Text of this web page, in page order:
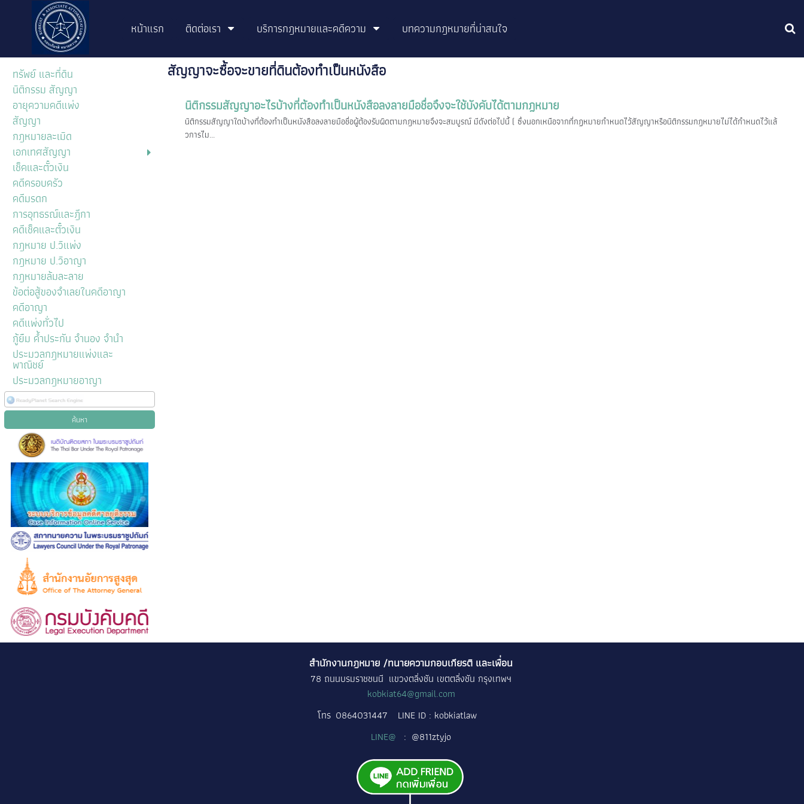
หน้าแรก ติดต่อเรา บริการกฎหมายและคดีความ บทความกฎหมายที่น่าสนใจ
ทรัพย์ และที่ดิน
นิติกรรม สัญญา
อายุความคดีแพ่ง
สัญญา
กฎหมายละเมิด
เอกเทศสัญญา
เช็คและตั๋วเงิน
คดีครอบครัว
คดีมรดก
การอุทธรณ์และฎีกา
คดีเช็คและตั๋วเงิน
กฎหมาย ป.วิแพ่ง
กฎหมาย ป.วิอาญา
กฎหมายล้มละลาย
ข้อต่อสู้ของจำเลยในคดีอาญา
คดีอาญา
คดีแพ่งทั่วไป
กู้ยืม ค้ำประกัน จำนอง จำนำ
ประมวลกฎหมายแพ่งและ
พาณิชย์
ประมวลกฎหมายอาญา
สัญญาจะซื้อจะขายที่ดินต้องทำเป็นหนังสือ
นิติกรรมสัญญาอะไรบ้างที่ต้องทำเป็นหนังสือลงลายมือชื่อจึงจะใช้บังคับได้ตามกฎหมาย
นิติกรรมสัญญาใดบ้างที่ต้องทำเป็นหนังสือลงลายมือชื่อผู้ต้องรับผิดตามกฎหมายจึงจะสมบูรณ์ มีดังต่อไปนี้ ( ซึ่งนอกเหนือจากที่กฏหมายกำหนดไว้สัญญาหรือนิติกรรมกฎหมายไม่ได้กำหนดไว้แล้
วการไม...
สำนักงานกฎหมาย /ทนายความกอบเกียรติ และเพื่อน
78 ถนนบรมราชชนนี แขวงตลิ่งชัน เขตตลิ่งชัน กรุงเทพฯ
kobkiat64@gmail.com
โทร 0864031447
LINE ID : kobkiatlaw
LINE@ : @811ztyjo